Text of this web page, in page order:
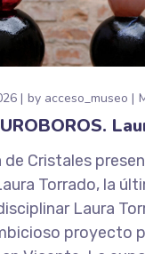
by acceso_museo
de Cristales
Torrado, la
Laura
proyecto